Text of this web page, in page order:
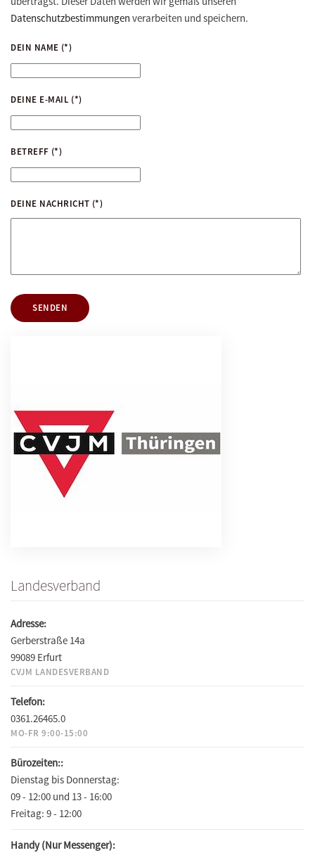
Datenschutzbestimmungen verarbeiten und speichern.
DEIN NAME (*)
DEINE E-MAIL (*)
BETREFF (*)
DEINE NACHRICHT (*)
SENDEN
Landesverband
Adresse:
Gerberstraße 14a
99089 Erfurt
CVJM LANDESVERBAND
Telefon:
0361.26465.0
MO-FR 9:00-15:00
Bürozeiten::
Dienstag bis Donnerstag:
09 - 12:00 und 13 - 16:00
Freitag: 9 - 12:00
Handy (Nur Messenger):